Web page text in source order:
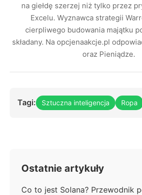
na giełdę szerzej niż tylko przez
Excelu. Wyznawca strategii
cierpliwego budowania majątku
składany. Na opcjenaakcje.pl
oraz Pieniądze.
Tagi: Sztuczna inteligencja Ropa
Ostatnie artykuły
Co to jest Solana? Przewodnik